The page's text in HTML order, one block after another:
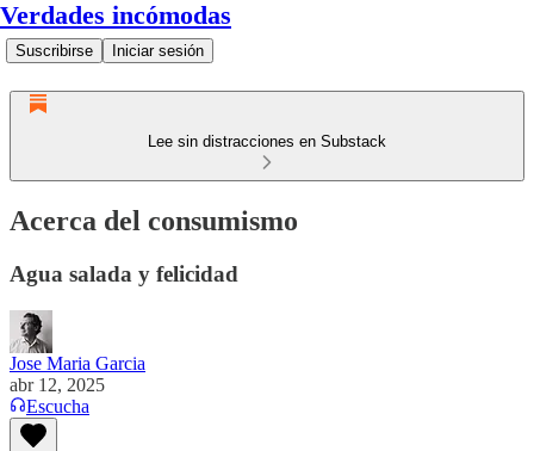
Verdades incómodas
Suscribirse Iniciar sesión
Lee sin distracciones en Substack
Acerca del consumismo
Agua salada y felicidad
Jose Maria Garcia
abr 12, 2025
Escucha